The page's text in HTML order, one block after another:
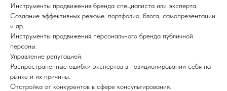
Инструменты продвижения бренда специалиста или эксперта.
Создание эффективных резюме, портфолио, блога, самопрезентации
и др.
Инструменты продвижения персонального бренда публичной
персоны.
Управление репутацией.
Распространенные ошибки экспертов в позиционировании себя на
рынке и их причины.
Отстройка от конкурентов в сфере консультирования.